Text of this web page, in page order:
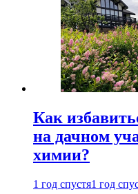
Как
на дачном
химии?
1 год спустя1 год